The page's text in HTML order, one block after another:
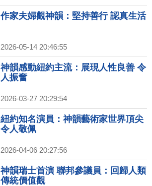
作家夫婦觀神韻：堅持善行 認真生活
2026-05-14 20:46:55
神韻感動紐約主流：展現人性良善 令
人振奮
2026-03-27 20:29:54
紐約知名演員：神韻藝術家世界頂尖
令人敬佩
2026-04-06 20:27:56
神韻瑞士首演 聯邦參議員：回歸人類
傳統價值觀